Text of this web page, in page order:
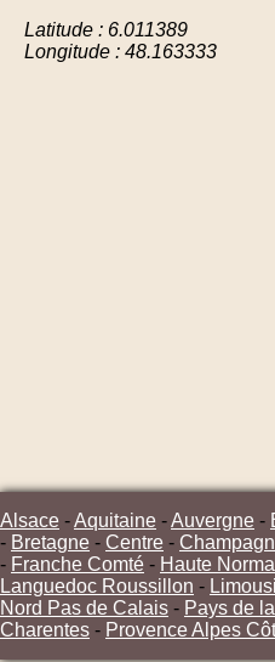
Latitude : 6.011389
Longitude : 48.163333
Alsace -Aquitaine -Auvergne -
- Bretagne - Centre -
- Franche Comté - Haute
Languedoc Roussillon -
Nord Pas de Calais - Pays de
Charentes - Provence Alpes